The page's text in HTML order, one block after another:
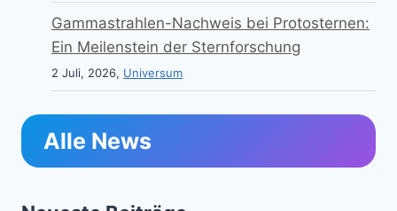
Gammastrahlen-Nachweis bei Protosternen:
Ein Meilenstein der Sternforschung
2 Juli, 2026, Universum
Alle News